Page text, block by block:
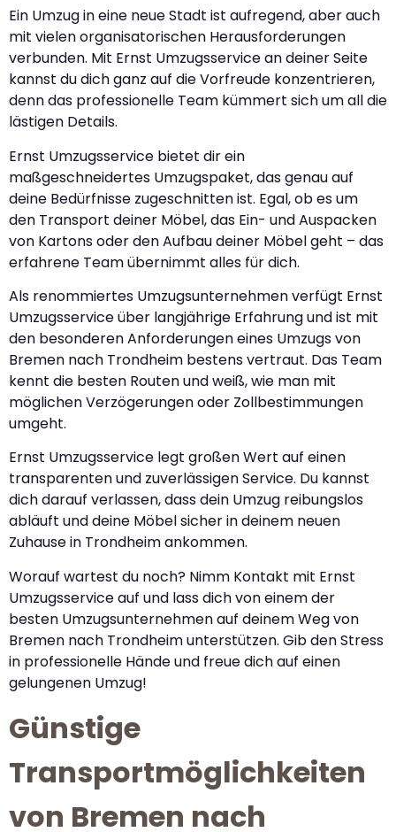
Ein Umzug in eine neue Stadt ist aufregend, aber auch
mit vielen organisatorischen Herausforderungen
verbunden. Mit Ernst Umzugsservice an deiner Seite
kannst du dich ganz auf die Vorfreude konzentrieren,
denn das professionelle Team kümmert sich um all die
lästigen Details.
Ernst Umzugsservice bietet dir ein
maßgeschneidertes Umzugspaket, das genau auf
deine Bedürfnisse zugeschnitten ist. Egal, ob es um
den Transport deiner Möbel, das Ein- und Auspacken
von Kartons oder den Aufbau deiner Möbel geht – das
erfahrene Team übernimmt alles für dich.
Als renommiertes Umzugsunternehmen verfügt Ernst
Umzugsservice über langjährige Erfahrung und ist mit
den besonderen Anforderungen eines Umzugs von
Bremen nach Trondheim bestens vertraut. Das Team
kennt die besten Routen und weiß, wie man mit
möglichen Verzögerungen oder Zollbestimmungen
umgeht.
Ernst Umzugsservice legt großen Wert auf einen
transparenten und zuverlässigen Service. Du kannst
dich darauf verlassen, dass dein Umzug reibungslos
abläuft und deine Möbel sicher in deinem neuen
Zuhause in Trondheim ankommen.
Worauf wartest du noch? Nimm Kontakt mit Ernst
Umzugsservice auf und lass dich von einem der
besten Umzugsunternehmen auf deinem Weg von
Bremen nach Trondheim unterstützen. Gib den Stress
in professionelle Hände und freue dich auf einen
gelungenen Umzug!
Günstige
Transportmöglichkeiten
von Bremen nach